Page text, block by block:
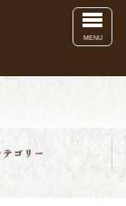
MENU